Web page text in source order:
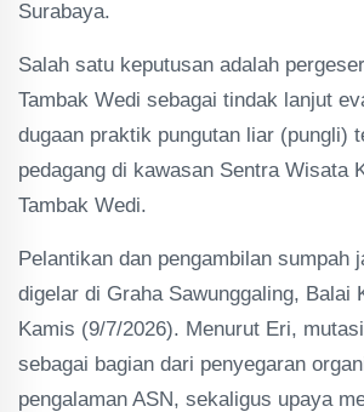
Surabaya.
Salah satu keputusan adalah
Tambak Wedi sebagai tindak lanjut
dugaan praktik pungutan liar (pungli)
pedagang di kawasan Sentra Wisata
Tambak Wedi.
Pelantikan dan pengambilan sumpah
digelar di Graha Sawunggaling, Balai
Kamis (9/7/2026). Menurut Eri,
sebagai bagian dari penyegaran
pengalaman ASN, sekaligus upaya